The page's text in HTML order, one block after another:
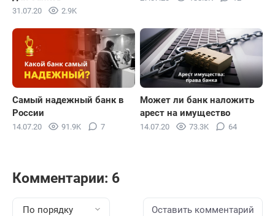
31.07.20 2.9K
Самый надежный банк в
России
14.07.20 91.9K 7
Может ли банк наложить
арест на имущество
14.07.20 73.3K 64
Комментарии: 6
По порядку Оставить комментарий